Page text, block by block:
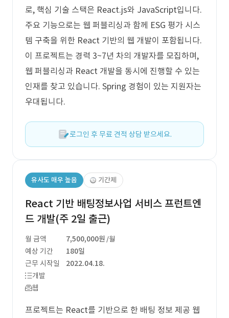
로, 핵심 기술 스택은 React.js와 JavaScript입니다.
주요 기능으로는 웹 퍼블리싱과 함께 ESG 평가 시스
템 구축을 위한 React 기반의 웹 개발이 포함됩니다.
이 프로젝트는 경력 3~7년 차의 개발자를 모집하며,
웹 퍼블리싱과 React 개발을 동시에 진행할 수 있는
인재를 찾고 있습니다. Spring 경험이 있는 지원자는
우대됩니다.
로그인 후 무료 견적 상담 받으세요.
유사도 매우 높음 기간제
React 기반 배팅정보사업 서비스 프런트엔
드 개발(주 2일 출근)
월 금액 7,500,000원 /월
예상 기간
180일
근무 시작일
2022.04.18.
개발
웹
프로젝트는 React를 기반으로 한 배팅 정보 제공 웹